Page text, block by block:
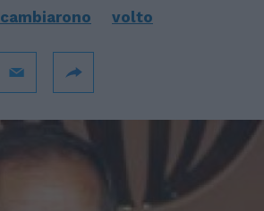
cambiarono volto